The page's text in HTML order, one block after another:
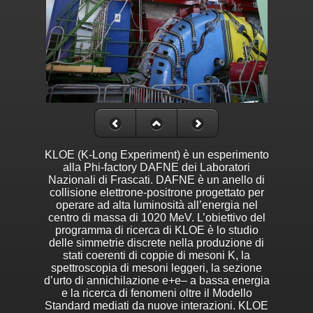
KLOE (K-Long Experiment) è un esperimento
alla Phi-factory DAFNE dei Laboratori
Nazionali di Frascati. DAFNE è un anello di
collisione elettrone-positrone progettato per
operare ad alta luminosità all’energia nel
centro di massa di 1020 MeV. L’obiettivo del
programma di ricerca di KLOE è lo studio
delle simmetrie discrete nella produzione di
stati coerenti di coppie di mesoni K, la
spettroscopia di mesoni leggeri, la sezione
d’urto di annichilazione e+e– a bassa energia
e la ricerca di fenomeni oltre il Modello
Standard mediati da nuove interazioni. KLOE